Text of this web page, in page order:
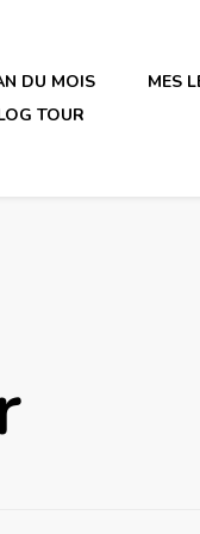
DU MOIS
MES
TOUR